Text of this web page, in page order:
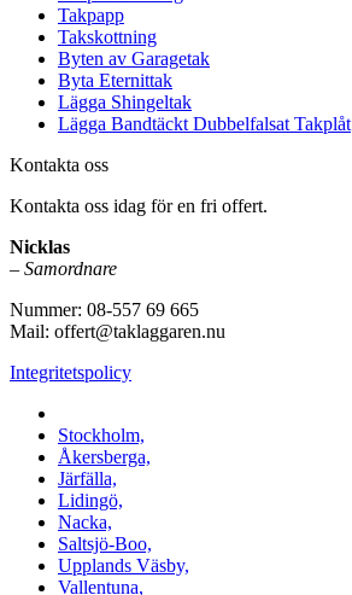
Takpapp
Takskottning
Byten av Garagetak
Byta Eternittak
Lägga Shingeltak
Lägga Bandtäckt Dubbelfalsat Takplåt
Kontakta oss
Kontakta oss idag för en fri offert.
Nicklas
– Samordnare
Nummer: 08-557 69 665
Mail: offert@taklaggaren.nu
Integritetspolicy
Stockholm,
Åkersberga,
Järfälla,
Lidingö,
Nacka,
Saltsjö-Boo,
Upplands Väsby,
Vallentuna,